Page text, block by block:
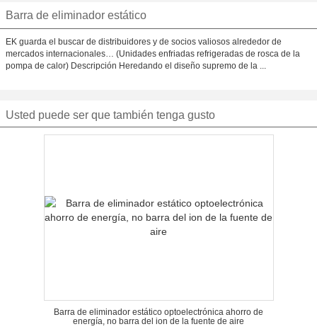
Barra de eliminador estático
EK guarda el buscar de distribuidores y de socios valiosos alrededor de
mercados internacionales… (Unidades enfriadas refrigeradas de rosca de la
pompa de calor) Descripción Heredando el diseño supremo de la ...
Usted puede ser que también tenga gusto
Barra de eliminador estático optoelectrónica ahorro de
energía, no barra del ion de la fuente de aire